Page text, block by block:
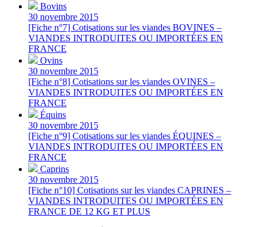
Bovins
30 novembre 2015
[Fiche n°7] Cotisations sur les viandes BOVINES –
VIANDES INTRODUITES OU IMPORTÉES EN
FRANCE
Ovins
30 novembre 2015
[Fiche n°8] Cotisations sur les viandes OVINES –
VIANDES INTRODUITES OU IMPORTÉES EN
FRANCE
Équins
30 novembre 2015
[Fiche n°9] Cotisations sur les viandes ÉQUINES –
VIANDES INTRODUITES OU IMPORTÉES EN
FRANCE
Caprins
30 novembre 2015
[Fiche n°10] Cotisations sur les viandes CAPRINES –
VIANDES INTRODUITES OU IMPORTÉES EN
FRANCE DE 12 KG ET PLUS